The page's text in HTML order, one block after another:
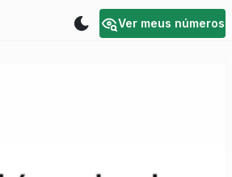
Ver meus números